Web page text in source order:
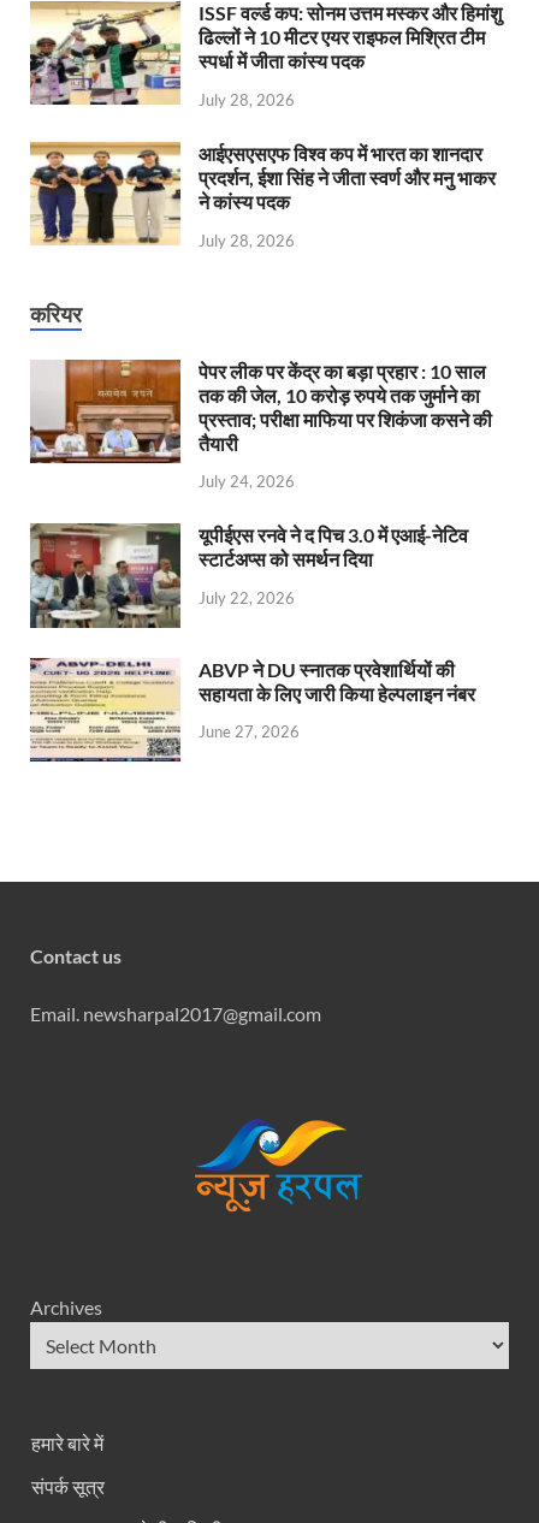
ISSF वर्ल्ड कप: सोनम उत्तम मस्कर और हिमांशु
ढिल्लों ने 10 मीटर एयर राइफल मिश्रित टीम
स्पर्धा में जीता कांस्य पदक
July 28, 2026
आईएसएसएफ विश्व कप में भारत का शानदार
प्रदर्शन, ईशा सिंह ने जीता स्वर्ण और मनु भाकर
ने कांस्य पदक
July 28, 2026
करियर
पेपर लीक पर केंद्र का बड़ा प्रहार : 10 साल
तक की जेल, 10 करोड़ रुपये तक जुर्माने का
प्रस्ताव; परीक्षा माफिया पर शिकंजा कसने की
तैयारी
July 24, 2026
यूपीईएस रनवे ने द पिच 3.0 में एआई-नेटिव
स्टार्टअप्स को समर्थन दिया
July 22, 2026
ABVP ने DU स्नातक प्रवेशार्थियों की
सहायता के लिए जारी किया हेल्पलाइन नंबर
June 27, 2026
Contact us
Email. newsharpal2017@gmail.com
Archives
हमारे बारे में
संपर्क सूत्र